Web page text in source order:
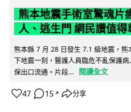
熊本地震手術室驚魂片
人、逃生門 網民讚值得
熊本縣 7 月 28 日發生 7.1 級地震，熊
下地震一刻，醫護人員臨危不亂保護
保出口流通。片段...
閱讀全文
47 15 ↗ 分享